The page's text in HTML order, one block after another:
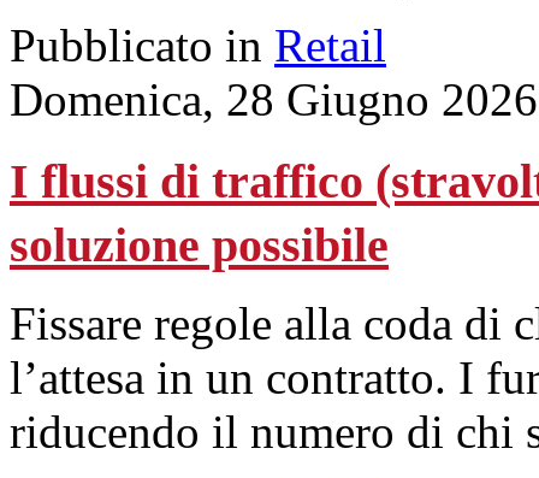
Pubblicato in Retail
Domenica, 28 Giugno
I flussi di traffico
soluzione possibile
Fissare regole alla coda di
l’attesa in un contratto. I
riducendo il numero di chi